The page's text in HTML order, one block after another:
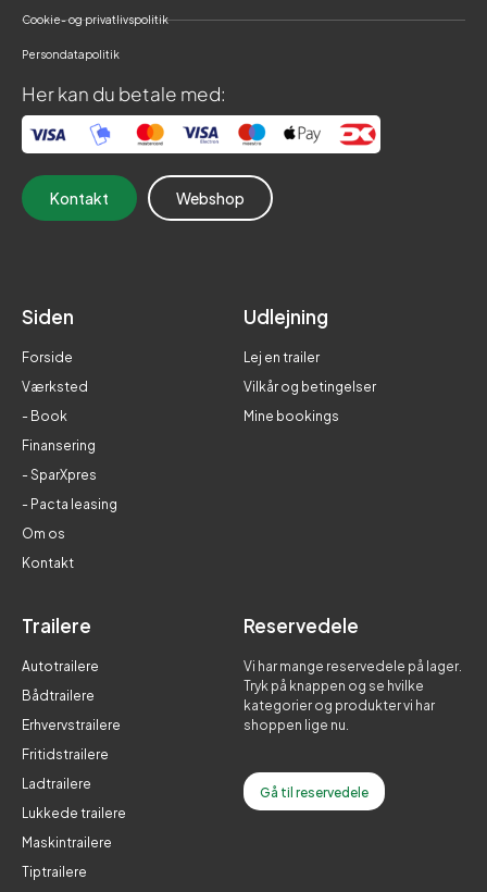
Cookie- og privatlivspolitik
Persondatapolitik
Her kan du betale med:
Kontakt Webshop
Siden
Forside
Værksted
- Book
Finansering
- SparXpres
- Pacta leasing
Om os
Kontakt
Udlejning
Lej en trailer
Vilkår og betingelser
Mine bookings
Trailere
Autotrailere
Bådtrailere
Erhvervstrailere
Fritidstrailere
Ladtrailere
Lukkede trailere
Maskintrailere
Tiptrailere
Reservedele
Vi har mange reservedele på lager.
Tryk på knappen og se hvilke
kategorier og produkter vi har
shoppen lige nu.
Gå til reservedele